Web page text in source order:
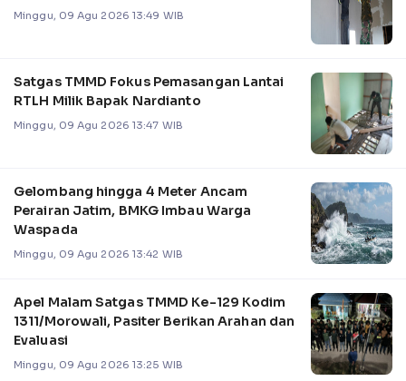
Minggu, 09 Agu 2026 13:49 WIB
Satgas TMMD Fokus Pemasangan Lantai
RTLH Milik Bapak Nardianto
Minggu, 09 Agu 2026 13:47 WIB
Gelombang hingga 4 Meter Ancam
Perairan Jatim, BMKG Imbau Warga
Waspada
Minggu, 09 Agu 2026 13:42 WIB
Apel Malam Satgas TMMD Ke-129 Kodim
1311/Morowali, Pasiter Berikan Arahan dan
Evaluasi
Minggu, 09 Agu 2026 13:25 WIB